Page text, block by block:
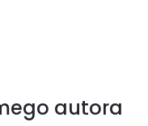
autora